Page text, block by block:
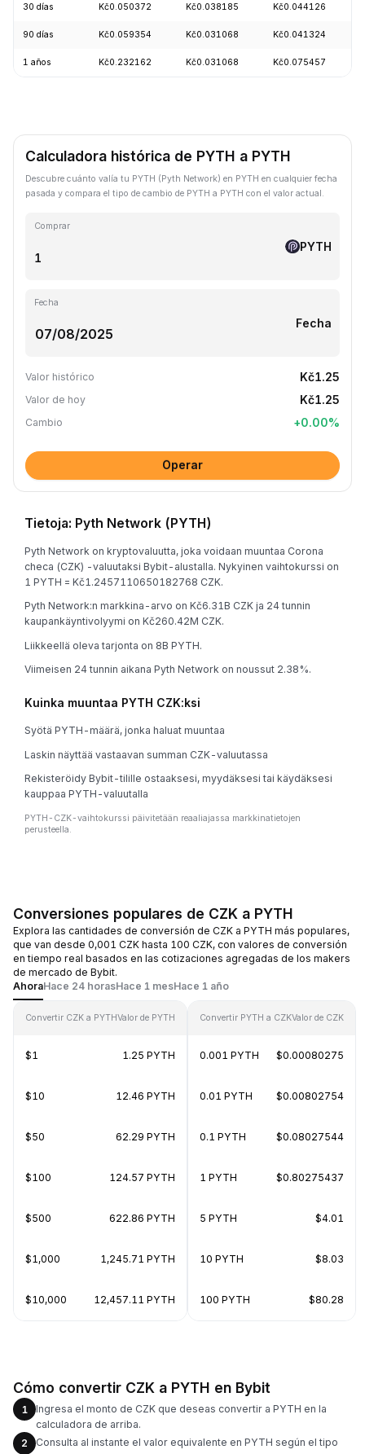
30 días Kč0.050372 Kč0.038185 Kč0.044126
90 días Kč0.059354 Kč0.031068 Kč0.041324
1 años Kč0.232162 Kč0.031068 Kč0.075457
Calculadora histórica de PYTH a PYTH
Descubre cuánto valía tu PYTH (Pyth Network) en PYTH en cualquier fecha
pasada y compara el tipo de cambio de PYTH a PYTH con el valor actual.
Comprar
PYTH
Fecha
Fecha
Valor histórico Kč1.25
Valor de hoy Kč1.25
Cambio +0.00%
Operar
Tietoja: Pyth Network (PYTH)
Pyth Network on kryptovaluutta, joka voidaan muuntaa Corona
checa (CZK) -valuutaksi Bybit-alustalla. Nykyinen vaihtokurssi on
1 PYTH = Kč1.2457110650182768 CZK.
Pyth Network:n markkina-arvo on Kč6.31B CZK ja 24 tunnin
kaupankäyntivolyymi on Kč260.42M CZK.
Liikkeellä oleva tarjonta on 8B PYTH.
Viimeisen 24 tunnin aikana Pyth Network on noussut 2.38%.
Kuinka muuntaa PYTH CZK:ksi
Syötä PYTH-määrä, jonka haluat muuntaa
Laskin näyttää vastaavan summan CZK-valuutassa
Rekisteröidy Bybit-tilille ostaaksesi, myydäksesi tai käydäksesi
kauppaa PYTH-valuutalla
PYTH-CZK-vaihtokurssi päivitetään reaaliajassa markkinatietojen
perusteella.
Conversiones populares de CZK a PYTH
Explora las cantidades de conversión de CZK a PYTH más populares,
que van desde 0,001 CZK hasta 100 CZK, con valores de conversión
en tiempo real basados en las cotizaciones agregadas de los makers
de mercado de Bybit.
AhoraHace 24 horasHace 1 mesHace 1 año
Convertir CZK a PYTHValor de PYTH
$1 1.25 PYTH
$10 12.46 PYTH
$50 62.29 PYTH
$100 124.57 PYTH
$500 622.86 PYTH
$1,000 1,245.71 PYTH
$10,000 12,457.11 PYTH
Convertir PYTH a CZKValor de CZK
0.001 PYTH $0.00080275
0.01 PYTH $0.00802754
0.1 PYTH $0.08027544
1 PYTH $0.80275437
5 PYTH $4.01
10 PYTH $8.03
100 PYTH $80.28
Cómo convertir CZK a PYTH en Bybit
1
Ingresa el monto de CZK que deseas convertir a PYTH en la
calculadora de arriba.
2
Consulta al instante el valor equivalente en PYTH según el tipo